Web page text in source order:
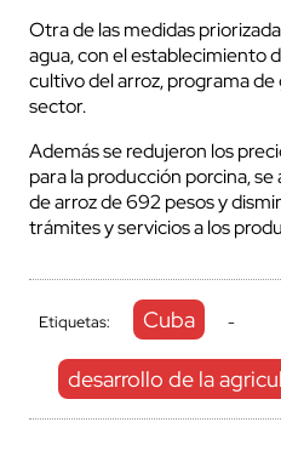
Otra de las medidas
agua, con el establecimiento
cultivo del arroz, programa
sector.
Además se redujeron los
para la producción porcina,
de arroz de 692 pesos y
trámites y servicios a los
Etiquetas: Cuba -
desarrollo de la